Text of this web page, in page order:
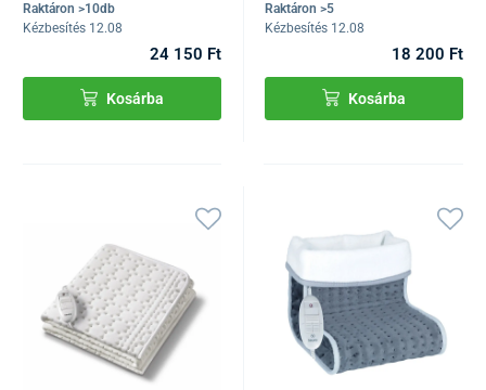
Raktáron >10db
Kézbesítés 12.08
24 150 Ft
Kosárba
Raktáron >5
Kézbesítés 12.08
18 200 Ft
Kosárba